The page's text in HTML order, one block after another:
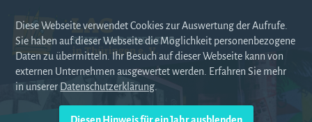
Diese Webseite verwendet Cookies zur Auswertung der Aufrufe.
Sie haben auf dieser Webseite die Möglichkeit personenbezogene
Daten zu übermitteln. Ihr Besuch auf dieser Webseite kann von
externen Unternehmen ausgewertet werden. Erfahren Sie mehr
in unserer Datenschutzerklärung